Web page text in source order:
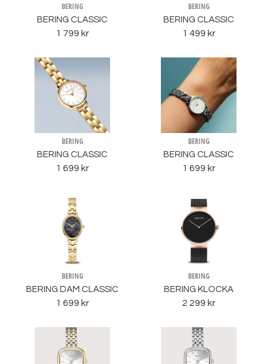
BERING
BERING CLASSIC
1 799 kr
BERING
BERING CLASSIC
1 499 kr
BERING
BERING CLASSIC
1 699 kr
BERING
BERING CLASSIC
1 699 kr
BERING
BERING DAM CLASSIC
1 699 kr
BERING
BERING KLOCKA
2 299 kr